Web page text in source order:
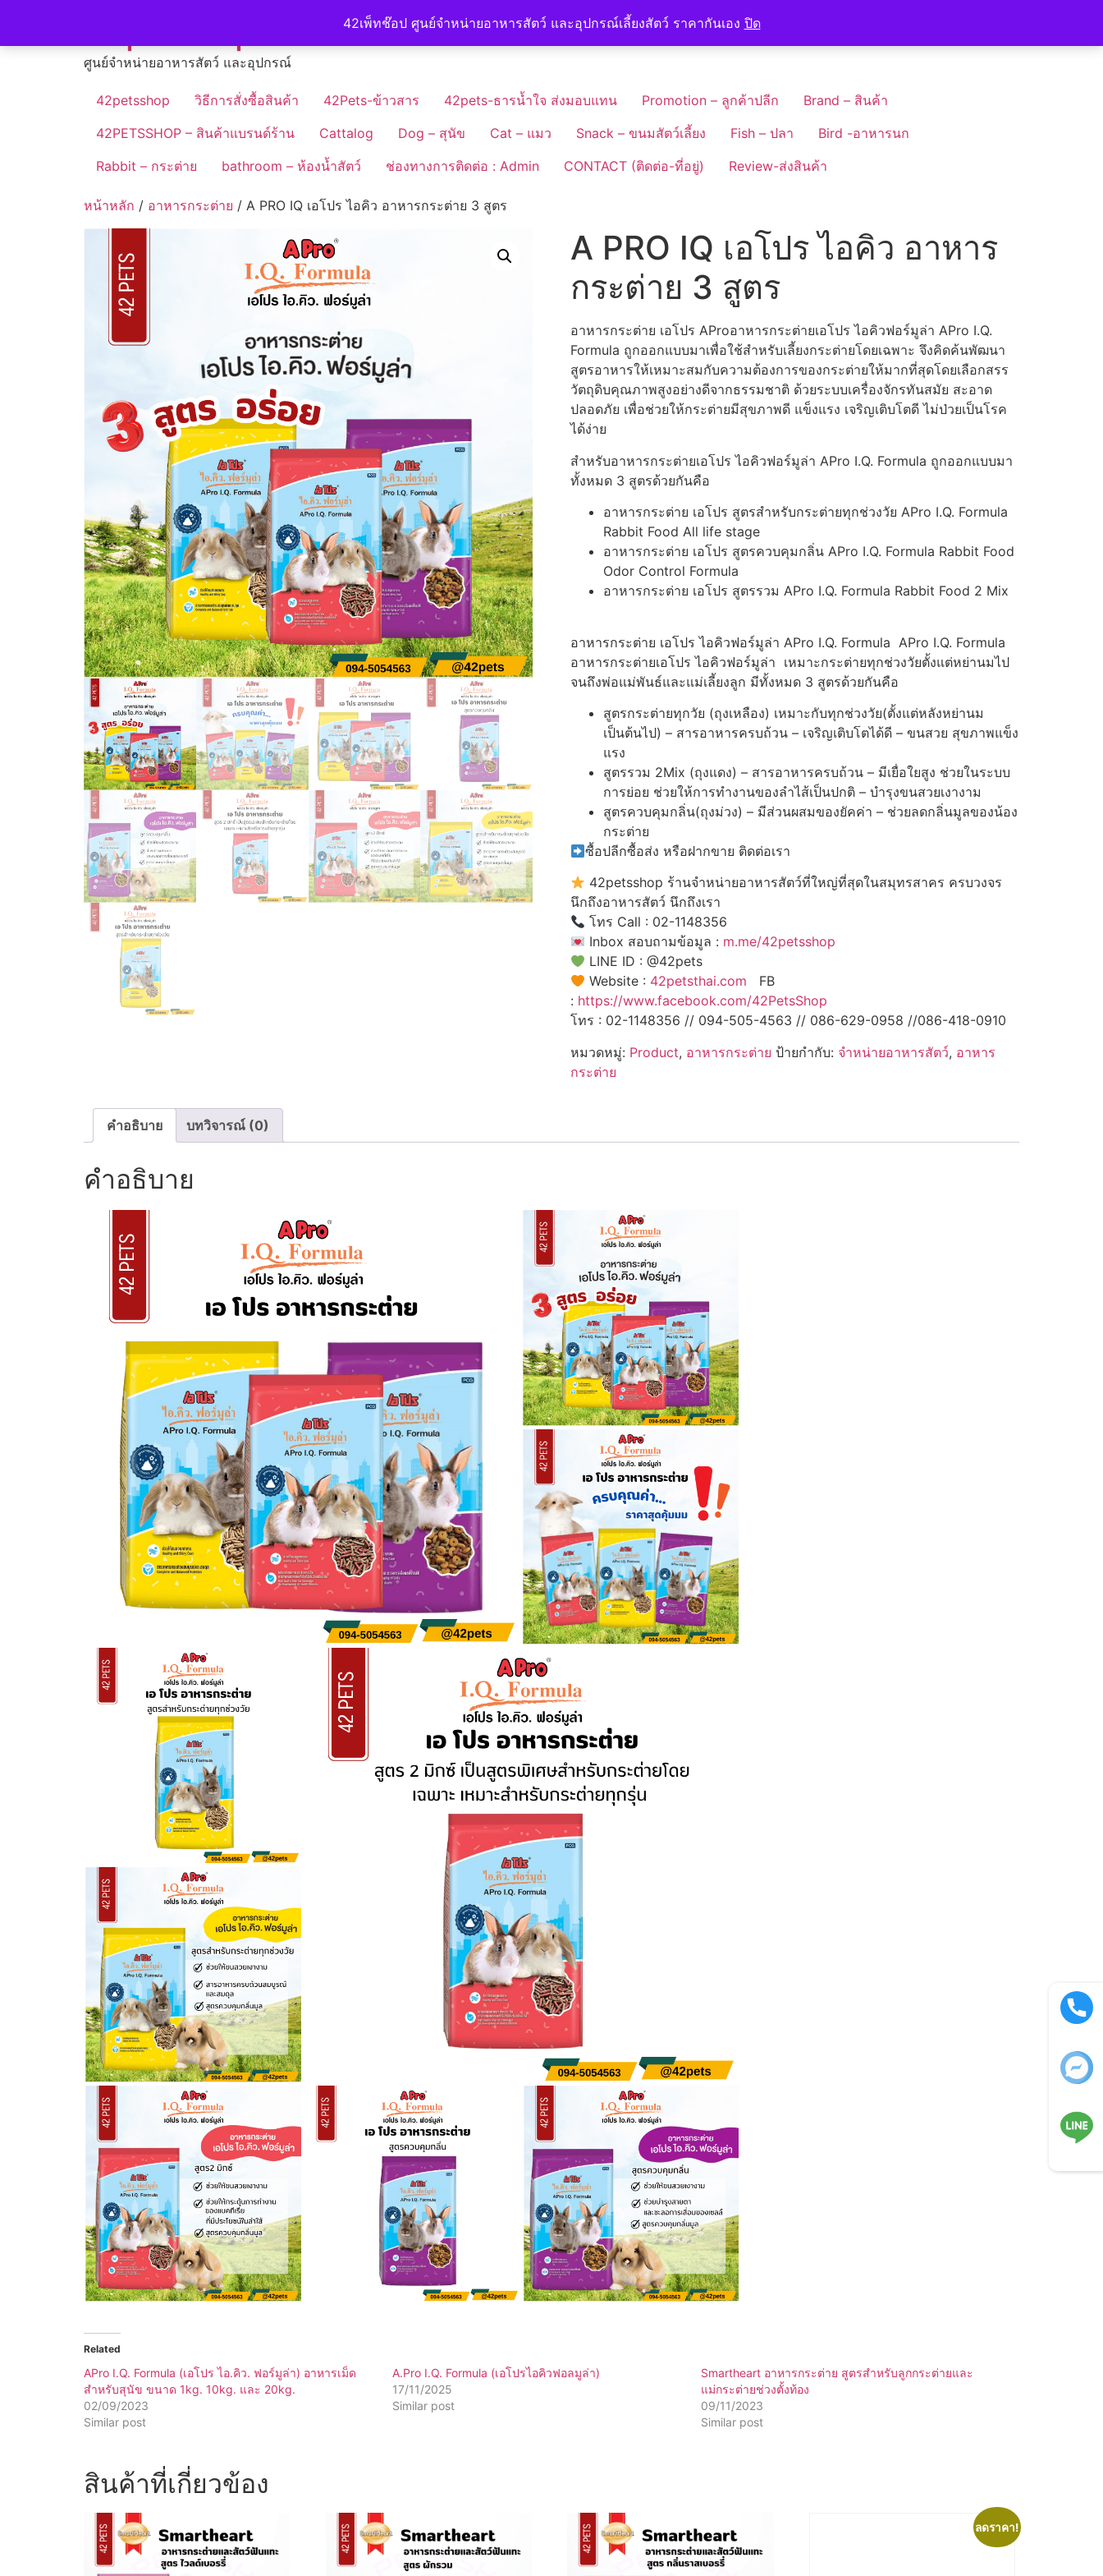
42เพ็ทช๊อป ศูนย์จำหน่ายอาหารสัตว์ และอุปกรณ์เลี้ยงสัตว์ ราคากันเอง ปิด
content
ศูนย์จำหน่ายอาหารสัตว์ และอุปกรณ์
42petsshop วิธีการสั่งซื้อสินค้า 42Pets-ข้าวสาร 42pets-ธารน้ำใจ ส่งมอบแทน Promotion – ลูกค้าปลีก
Brand – สินค้า
42PETSSHOP – สินค้าแบรนด์ร้าน
Cattalog Dog – สุนัข Cat – แมว Snack – ขนมสัตว์เลี้ยง Fish – ปลา
Bird -อาหารนก
Rabbit – กระต่าย
bathroom – ห้องน้ำสัตว์ ช่องทางการติดต่อ : Admin CONTACT (ติดต่อ-ที่อยู่) Review-ส่งสินค้า
หน้าหลัก / อาหารกระต่าย / A PRO IQ เอโปร ไอคิว อาหารกระต่าย 3 สูตร
A PRO IQ เอโปร ไอคิว อาหาร
กระต่าย 3 สูตร
อาหารกระต่าย เอโปร AProอาหารกระต่ายเอโปร ไอคิวฟอร์มูล่า APro I.Q.
Formula ถูกออกแบบมาเพื่อใช้สำหรับเลี้ยงกระต่ายโดยเฉพาะ จึงคิดค้นพัฒนา
สูตรอาหารให้เหมาะสมกับความต้องการของกระต่ายให้มากที่สุดโดยเลือกสรร
วัตถุดิบคุณภาพสูงอย่างดีจากธรรมชาติ ด้วยระบบเครื่องจักรทันสมัย สะอาด
ปลอดภัย เพื่อช่วยให้กระต่ายมีสุขภาพดี แข็งแรง เจริญเติบโตดี ไม่ป่วยเป็นโรค
ได้ง่าย
สำหรับอาหารกระต่ายเอโปร ไอคิวฟอร์มูล่า APro I.Q. Formula ถูกออกแบบมา
ทั้งหมด 3 สูตรด้วยกันคือ
อาหารกระต่าย เอโปร สูตรสำหรับกระต่ายทุกช่วงวัย APro I.Q. Formula
Rabbit Food All life stage
อาหารกระต่าย เอโปร สูตรควบคุมกลิ่น APro I.Q. Formula Rabbit Food
Odor Control Formula
อาหารกระต่าย เอโปร สูตรรวม APro I.Q. Formula Rabbit Food 2 Mix
อาหารกระต่าย เอโปร ไอคิวฟอร์มูล่า APro I.Q. Formula APro I.Q. Formula
อาหารกระต่ายเอโปร ไอคิวฟอร์มูล่า เหมาะกระต่ายทุกช่วงวัยตั้งแต่หย่านมไป
จนถึงพ่อแม่พันธ์และแม่เลี้ยงลูก มีทั้งหมด 3 สูตรด้วยกันคือ
สูตรกระต่ายทุกวัย (ถุงเหลือง) เหมาะกับทุกช่วงวัย(ตั้งแต่หลังหย่านม
เป็นต้นไป) – สารอาหารครบถ้วน – เจริญเติบโตได้ดี – ขนสวย สุขภาพแข็ง
แรง
สูตรรวม 2Mix (ถุงแดง) – สารอาหารครบถ้วน – มีเยื่อใยสูง ช่วยในระบบ
การย่อย ช่วยให้การทำงานของลำไส้เป็นปกติ – บำรุงขนสวยเงางาม
สูตรควบคุมกลิ่น(ถุงม่วง) – มีส่วนผสมของยัคค่า – ช่วยลดกลิ่นมูลของน้อง
กระต่าย
ซื้อปลีกซื้อส่ง หรือฝากขาย ติดต่อเรา
42petsshop ร้านจำหน่ายอาหารสัตว์ที่ใหญ่ที่สุดในสมุทรสาคร ครบวงจร
นึกถึงอาหารสัตว์ นึกถึงเรา
โทร Call : 02-1148356
Inbox สอบถามข้อมูล : m.me/42petsshop
LINE ID : @42pets
Website : 42petsthai.com FB
: https://www.facebook.com/42PetsShop
โทร : 02-1148356 // 094-505-4563 // 086-629-0958 //086-418-0910
หมวดหมู่: Product, อาหารกระต่าย ป้ายกำกับ: จำหน่ายอาหารสัตว์, อาหาร
กระต่าย
คำอธิบาย บทวิจารณ์ (0)
คำอธิบาย
Related
APro I.Q. Formula (เอโปร ไอ.คิว. ฟอร์มูล่า) อาหารเม็ด
สำหรับสุนัข ขนาด 1kg. 10kg. และ 20kg.
02/09/2023
Similar post
A.Pro I.Q. Formula (เอโปรไอคิวฟอลมูล่า)
17/11/2025
Similar post
Smartheart อาหารกระต่าย สูตรสำหรับลูกกระต่ายและ
แม่กระต่ายช่วงตั้งท้อง
09/11/2023
Similar post
สินค้าที่เกี่ยวข้อง
ลดราคา!